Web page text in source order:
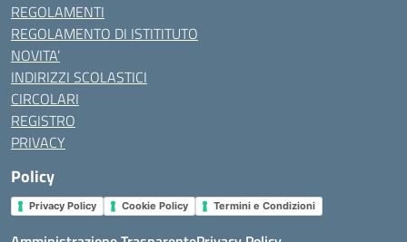
REGOLAMENTI
REGOLAMENTO DI ISTITITUTO
NOVITA’
INDIRIZZI SCOLASTICI
CIRCOLARI
REGISTRO
PRIVACY
Policy
Privacy Policy Cookie Policy Termini e Condizioni